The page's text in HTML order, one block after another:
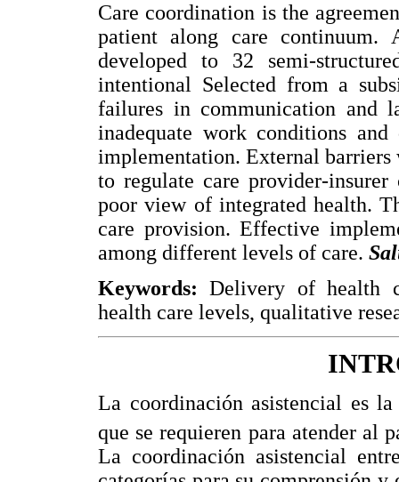
Care coordination is the
patient along care continuum.
developed to 32 semi-
intentional Selected from a
failures in communication and
inadequate work conditions
implementation. External
to regulate care provider-insurer
poor view of integrated health.
care provision. Effective
among different levels of care.
Keywords: Delivery of health
health care levels, qualitative
La coordinación asistencial es
que se requieren para atender al
La coordinación asistencial